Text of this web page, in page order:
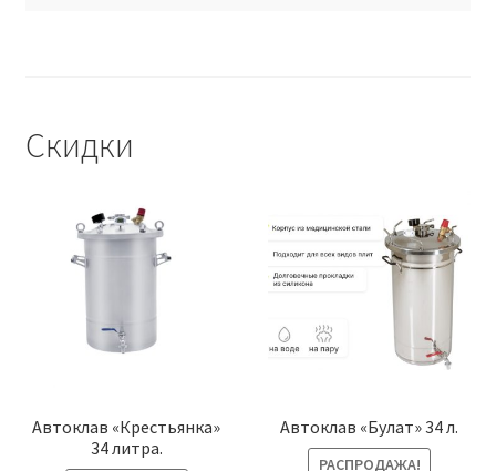
Скидки
Автоклав «Крестьянка»
34 литра.
Автоклав «Булат» 34 л.
РАСПРОДАЖА!